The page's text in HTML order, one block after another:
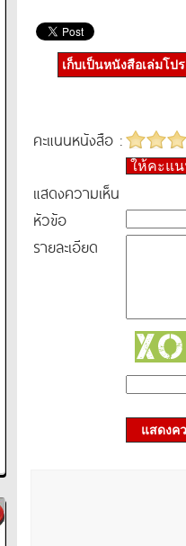
เก็บเป็นหนังสือเล่มโป
คะแนนหนังสือ :
ให้คะแ
แสดงความเห็น
หัวข้อ
รายละเอียด
แสดงค